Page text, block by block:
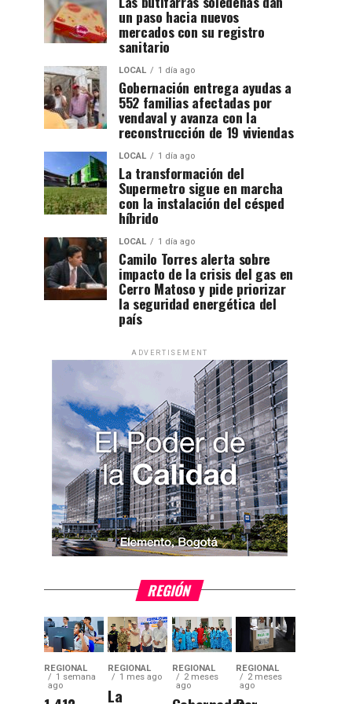
un paso hacia nuevos
mercados con su registro
sanitario
LOCAL 1 día ago
Gobernación entrega ayudas a
552 familias afectadas por
vendaval y avanza con la
reconstrucción de 19 viviendas
LOCAL 1 día ago
La transformación del
Supermetro sigue en marcha
con la instalación del césped
híbrido
LOCAL 1 día ago
Camilo Torres alerta sobre
impacto de la crisis del gas en
Cerro Matoso y pide priorizar
la seguridad energética del
país
ADVERTISEMENT
REGIÓN
REGIONAL
1 semana
ago
REGIONAL
1 mes ago
La
REGIONAL
2 meses
ago
REGIONAL
2 meses
ago